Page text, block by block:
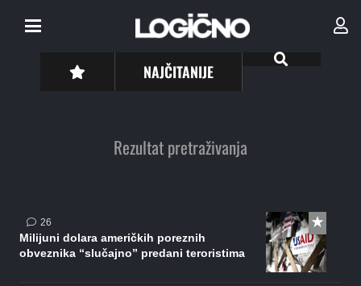
NAJČITANIJE
Rezultat pretraživanja
26komentara
Milijuni dolara američkih poreznih
obveznika “slučajno” predani teroristima